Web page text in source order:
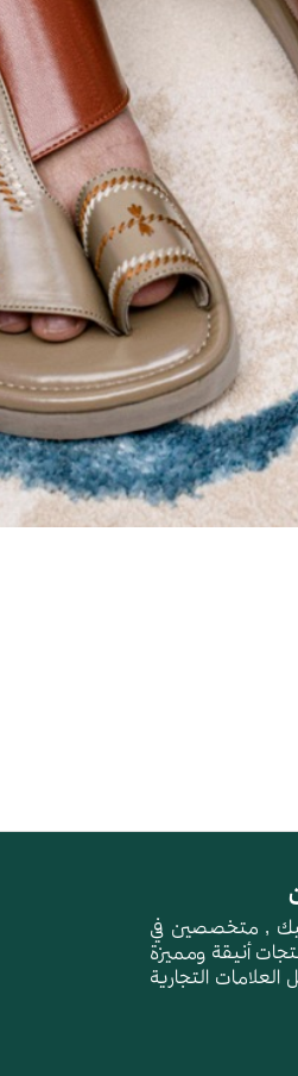
, متخصصين في
أنيقة ومميزة
التجارية